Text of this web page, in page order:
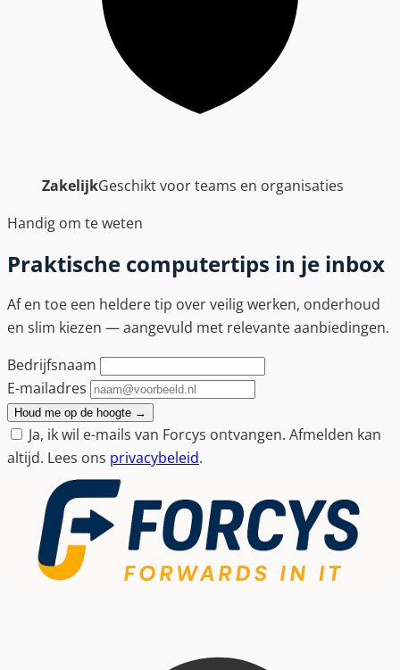
ZakelijkGeschikt voor teams en organisaties
Handig om te weten
Praktische computertips in je inbox
Af en toe een heldere tip over veilig werken, onderhoud
en slim kiezen — aangevuld met relevante aanbiedingen.
Bedrijfsnaam
E-mailadres
Houd me op de hoogte →
Ja, ik wil e-mails van Forcys ontvangen. Afmelden kan
altijd. Lees ons privacybeleid.